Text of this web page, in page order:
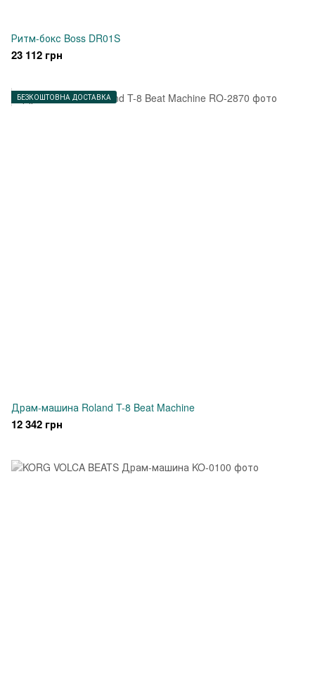
Ритм-бокс Boss DR01S
23 112 грн
БЕЗКОШТОВНА ДОСТАВКА
Драм-машина Roland T-8 Beat Machine
12 342 грн